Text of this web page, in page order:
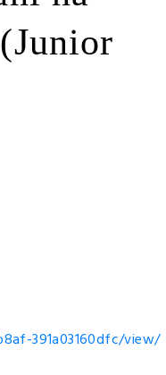
391a03160dfc/view/